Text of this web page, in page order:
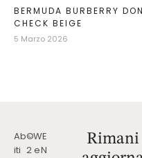
BERMUDA BURBERRY
CHECK BEIGE
5 Marzo 2026
Ab
iti
©
2
W
e
E
N
Rimani